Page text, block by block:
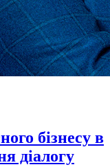
бізнесу в
діалогу